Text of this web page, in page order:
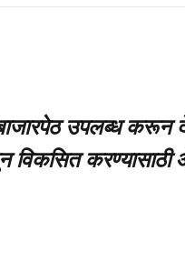
बाजारपेठ उपलब्ध
विकसित